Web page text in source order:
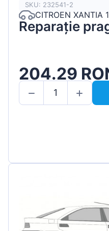
SKU: 232541-2
CITROEN XANTIA
Reparație
204.29